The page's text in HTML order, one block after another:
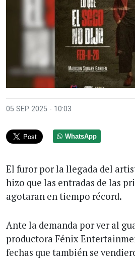
05 SEP 2025 - 10:03
WhatsApp
El furor por la llegada del
hizo que las entradas de las
agotaran en tiempo récord.
Ante la demanda por ver al
productora Fénix
fechas que también se